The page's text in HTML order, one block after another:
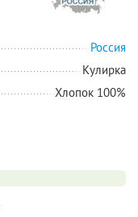
Россия
Кулирка
Хлопок 100%